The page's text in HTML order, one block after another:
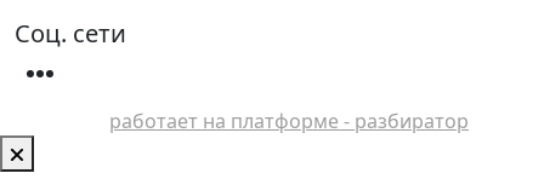
Соц. сети
работает на платформе - разбиратор